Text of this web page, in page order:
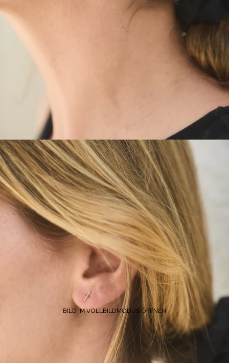
BILD IM VOLLBILDMODUS ÖFFNEN